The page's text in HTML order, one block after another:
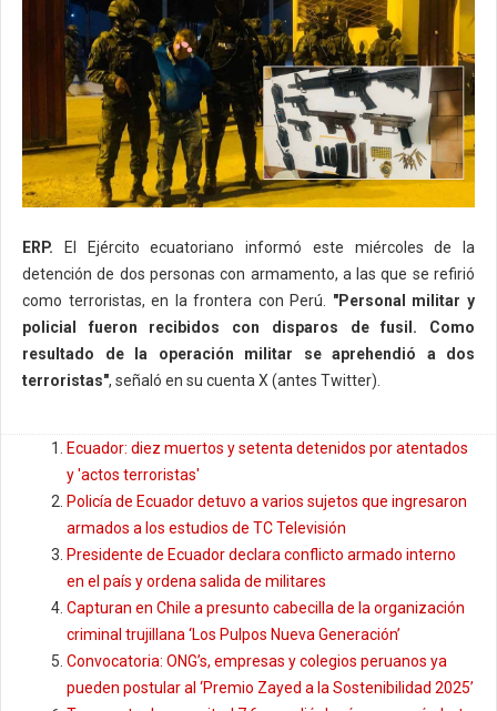
ERP. El Ejército ecuatoriano informó este miércoles de la
detención de dos personas con armamento, a las que se refirió
como terroristas, en la frontera con Perú. "Personal militar y
policial fueron recibidos con disparos de fusil. Como
resultado de la operación militar se aprehendió a dos
terroristas", señaló en su cuenta X (antes Twitter).
Ecuador: diez muertos y setenta detenidos por atentados
y 'actos terroristas'
Policía de Ecuador detuvo a varios sujetos que ingresaron
armados a los estudios de TC Televisión
Presidente de Ecuador declara conflicto armado interno
en el país y ordena salida de militares
Capturan en Chile a presunto cabecilla de la organización
criminal trujillana ‘Los Pulpos Nueva Generación’
Convocatoria: ONG’s, empresas y colegios peruanos ya
pueden postular al ‘Premio Zayed a la Sostenibilidad 2025’